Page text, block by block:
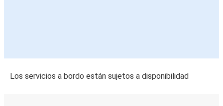
Los servicios a bordo están sujetos a disponibilidad